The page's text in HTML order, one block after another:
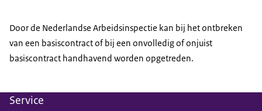
Door de Nederlandse Arbeidsinspectie kan bij het ontbreken
van een basiscontract of bij een onvolledig of onjuist
basiscontract handhavend worden opgetreden.
Service